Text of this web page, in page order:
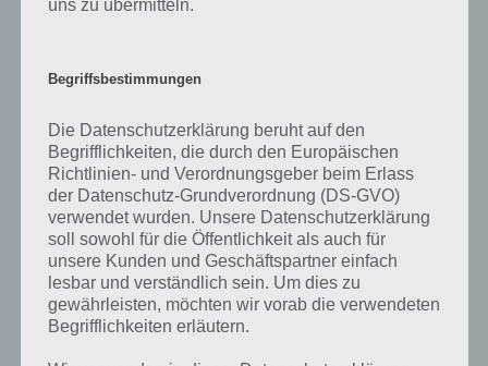
Trailer zu Marvel Sturm der Superhelden
machen kannst, haben wir hier ein Trailer Video zum Spiel:
App herunterladen
Marvel Sturm der Superhelden kannst du dir kostenlos im Google
Play Store und im iTunes App Store herunterladen. Wer auf die
Marvel Superhelden steht, der wird hiermit viel Freude haben. Das
Kampfspiel wurde dabei für Smartphones und Tablets angepasst
und dadurch sehr gut zu bedienen.
Auch die grafische Umsetzung kann überzeugen und ist schön
uns zu übermitteln.
Begriffsbestimmungen
Die Datenschutzerklärung beruht auf den
Begrifflichkeiten, die durch den Europäischen
Richtlinien- und Verordnungsgeber beim Erlass
der Datenschutz-Grundverordnung (DS-GVO)
verwendet wurden. Unsere Datenschutzerklärung
soll sowohl für die Öffentlichkeit als auch für
unsere Kunden und Geschäftspartner einfach
lesbar und verständlich sein. Um dies zu
gewährleisten, möchten wir vorab die verwendeten
Begrifflichkeiten erläutern.